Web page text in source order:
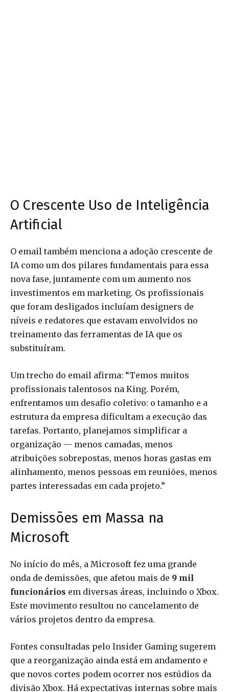
O Crescente Uso de Inteligência
Artificial
O email também menciona a adoção crescente de
IA como um dos pilares fundamentais para essa
nova fase, juntamente com um aumento nos
investimentos em marketing. Os profissionais
que foram desligados incluíam designers de
níveis e redatores que estavam envolvidos no
treinamento das ferramentas de IA que os
substituíram.
Um trecho do email afirma: “Temos muitos
profissionais talentosos na King. Porém,
enfrentamos um desafio coletivo: o tamanho e a
estrutura da empresa dificultam a execução das
tarefas. Portanto, planejamos simplificar a
organização — menos camadas, menos
atribuições sobrepostas, menos horas gastas em
alinhamento, menos pessoas em reuniões, menos
partes interessadas em cada projeto.”
Demissões em Massa na
Microsoft
No início do mês, a Microsoft fez uma grande
onda de demissões, que afetou mais de 9 mil
funcionários em diversas áreas, incluindo o Xbox.
Este movimento resultou no cancelamento de
vários projetos dentro da empresa.
Fontes consultadas pelo Insider Gaming sugerem
que a reorganização ainda está em andamento e
que novos cortes podem ocorrer nos estúdios da
divisão Xbox. Há expectativas internas sobre mais